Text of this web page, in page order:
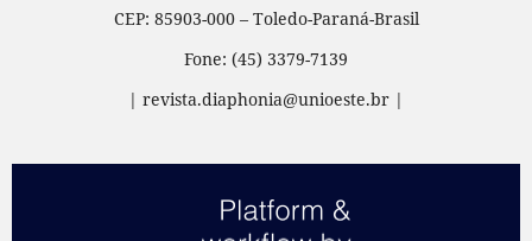
CEP: 85903-000 – Toledo-Paraná-Brasil
Fone: (45) 3379-7139
| revista.diaphonia@unioeste.br |